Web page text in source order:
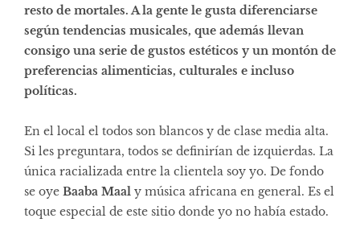
resto de mortales. A la gente le gusta diferenciarse
según tendencias musicales, que además llevan
consigo una serie de gustos estéticos y un montón de
preferencias alimenticias, culturales e incluso
políticas.
En el local el todos son blancos y de clase media alta.
Si les preguntara, todos se definirían de izquierdas. La
única racializada entre la clientela soy yo. De fondo
se oye Baaba Maal y música africana en general. Es el
toque especial de este sitio donde yo no había estado.